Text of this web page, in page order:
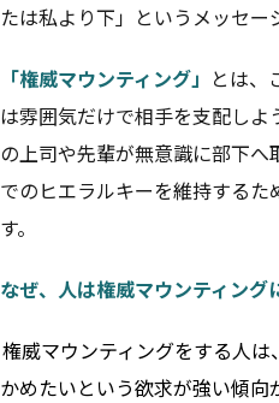
たは私より下」というメッセー
「権威マウンティング」 とは、
は雰囲気だけで相手を支配し
の上司や先輩が無意識に部下
でのヒエラルキーを維持する
す。
なぜ、人は権威マウンティング
権威マウンティングをする人
かめたいという欲求が強い傾向